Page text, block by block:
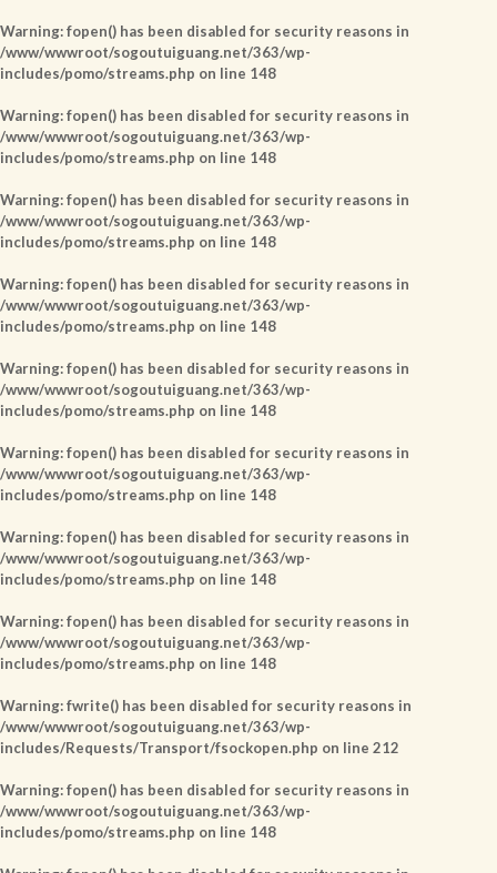
Warning: fopen() has been disabled for security reasons in
/www/wwwroot/sogoutuiguang.net/363/wp-
includes/pomo/streams.php on line 148
Warning: fopen() has been disabled for security reasons in
/www/wwwroot/sogoutuiguang.net/363/wp-
includes/pomo/streams.php on line 148
Warning: fopen() has been disabled for security reasons in
/www/wwwroot/sogoutuiguang.net/363/wp-
includes/pomo/streams.php on line 148
Warning: fopen() has been disabled for security reasons in
/www/wwwroot/sogoutuiguang.net/363/wp-
includes/pomo/streams.php on line 148
Warning: fopen() has been disabled for security reasons in
/www/wwwroot/sogoutuiguang.net/363/wp-
includes/pomo/streams.php on line 148
Warning: fopen() has been disabled for security reasons in
/www/wwwroot/sogoutuiguang.net/363/wp-
includes/pomo/streams.php on line 148
Warning: fopen() has been disabled for security reasons in
/www/wwwroot/sogoutuiguang.net/363/wp-
includes/pomo/streams.php on line 148
Warning: fopen() has been disabled for security reasons in
/www/wwwroot/sogoutuiguang.net/363/wp-
includes/pomo/streams.php on line 148
Warning: fwrite() has been disabled for security reasons in
/www/wwwroot/sogoutuiguang.net/363/wp-
includes/Requests/Transport/fsockopen.php on line 212
Warning: fopen() has been disabled for security reasons in
/www/wwwroot/sogoutuiguang.net/363/wp-
includes/pomo/streams.php on line 148